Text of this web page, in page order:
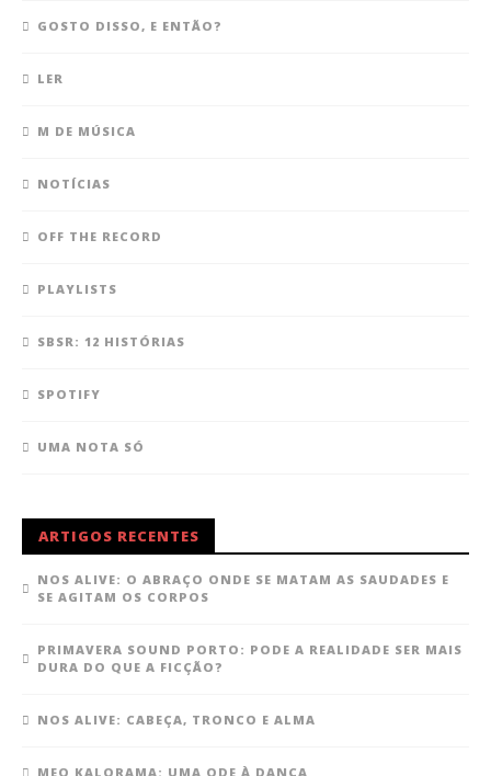
GOSTO DISSO, E ENTÃO?
LER
M DE MÚSICA
NOTÍCIAS
OFF THE RECORD
PLAYLISTS
SBSR: 12 HISTÓRIAS
SPOTIFY
UMA NOTA SÓ
ARTIGOS RECENTES
NOS ALIVE: O ABRAÇO ONDE SE MATAM AS SAUDADES E
SE AGITAM OS CORPOS
PRIMAVERA SOUND PORTO: PODE A REALIDADE SER MAIS
DURA DO QUE A FICÇÃO?
NOS ALIVE: CABEÇA, TRONCO E ALMA
MEO KALORAMA: UMA ODE À DANÇA